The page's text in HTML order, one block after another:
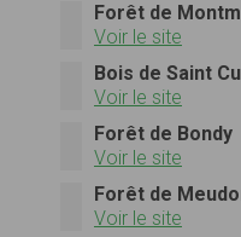
Forêt de
Voir le site
Bois de Saint
Voir le site
Forêt de Bondy
Voir le site
Forêt de
Voir le site